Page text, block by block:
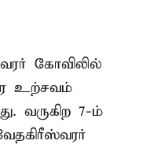
கோவிலில்
உற்சவம்
வருகிற 7-ம்